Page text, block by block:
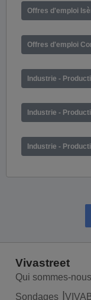
Offres d'emploi
Offres d'emploi
Industrie -
Industrie -
Industrie -
Vivastreet
Qui sommes-
Sondages